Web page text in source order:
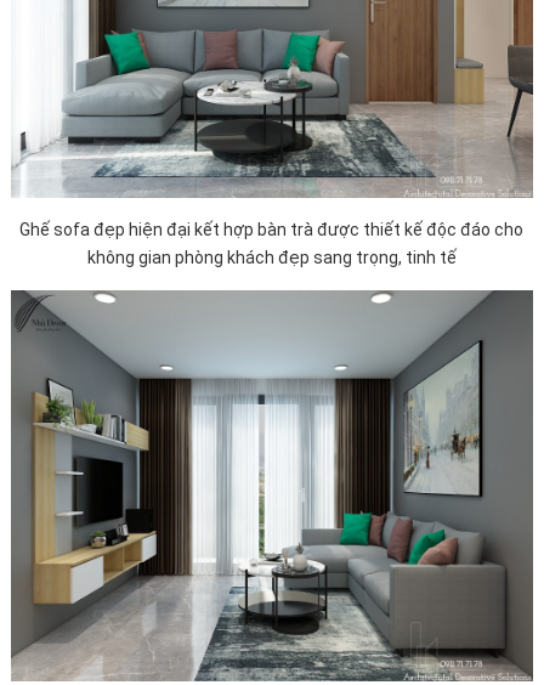
Ghế sofa đẹp hiện đại kết hợp bàn trà được thiết kế độc đáo cho
không gian phòng khách đẹp sang trọng, tinh tế